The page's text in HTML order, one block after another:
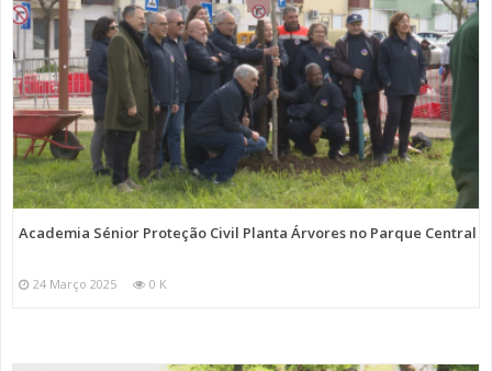
Academia Sénior Proteção Civil Planta Árvores no Parque Central
24 Março 2025 0 K